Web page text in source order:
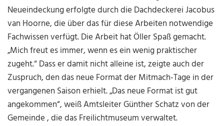
Neueindeckung erfolgte durch die Dachdeckerei Jacobus
van Hoorne, die über das für diese Arbeiten notwendige
Fachwissen verfügt. Die Arbeit hat Öller Spaß gemacht.
„Mich freut es immer, wenn es ein wenig praktischer
zugeht.“ Dass er damit nicht alleine ist, zeigte auch der
Zuspruch, den das neue Format der Mitmach-Tage in der
vergangenen Saison erhielt. „Das neue Format ist gut
angekommen“, weiß Amtsleiter Günther Schatz von der
Gemeinde , die das Freilichtmuseum verwaltet.